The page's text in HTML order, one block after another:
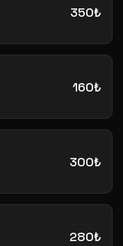
350₺
160₺
300₺
280₺